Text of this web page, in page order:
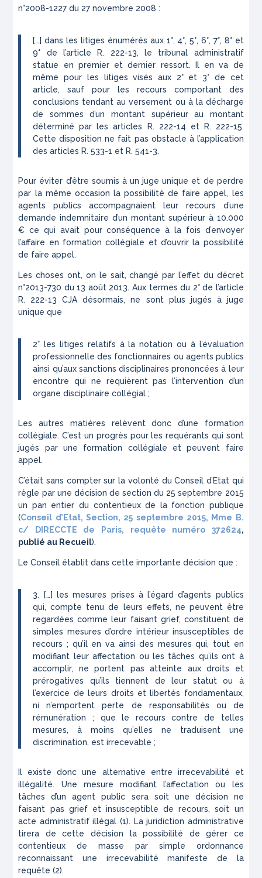
n°2008-1227 du 27 novembre 2008 :
[…] dans les litiges énumérés aux 1°, 4°, 5°, 6°, 7°, 8° et
9° de l’article R. 222-13, le tribunal administratif
statue en premier et dernier ressort. Il en va de
même pour les litiges visés aux 2° et 3° de cet
article, sauf pour les recours comportant des
conclusions tendant au versement ou à la décharge
de sommes d’un montant supérieur au montant
déterminé par les articles R. 222-14 et R. 222-15.
Cette disposition ne fait pas obstacle à l’application
des articles R. 533-1 et R. 541-3.
Pour éviter d’être soumis à un juge unique et de perdre
par la même occasion la possibilité de faire appel, les
agents publics accompagnaient leur recours d’une
demande indemnitaire d’un montant supérieur à 10.000
€ ce qui avait pour conséquence à la fois d’envoyer
l’affaire en formation collégiale et d’ouvrir la possibilité
de faire appel.
Les choses ont, on le sait, changé par l’effet du décret
n°2013-730 du 13 août 2013. Aux termes du 2° de l’article
R. 222-13 CJA désormais, ne sont plus jugés à juge
unique que
2° les litiges relatifs à la notation ou à l’évaluation
professionnelle des fonctionnaires ou agents publics
ainsi qu’aux sanctions disciplinaires prononcées à leur
encontre qui ne requièrent pas l’intervention d’un
organe disciplinaire collégial ;
Les autres matières relèvent donc d’une formation
collégiale. C’est un progrès pour les requérants qui sont
jugés par une formation collégiale et peuvent faire
appel.
C’était sans compter sur la volonté du Conseil d’Etat qui
règle par une décision de section du 25 septembre 2015
un pan entier du contentieux de la fonction publique
(Conseil d’Etat, Section, 25 septembre 2015, Mme B.
c/ DIRECCTE de Paris, requête numéro 372624,
publié au Recueil).
Le Conseil établit dans cette importante décision que :
3. […] les mesures prises à l’égard d’agents publics
qui, compte tenu de leurs effets, ne peuvent être
regardées comme leur faisant grief, constituent de
simples mesures d’ordre intérieur insusceptibles de
recours ; qu’il en va ainsi des mesures qui, tout en
modifiant leur affectation ou les tâches qu’ils ont à
accomplir, ne portent pas atteinte aux droits et
prérogatives qu’ils tiennent de leur statut ou à
l’exercice de leurs droits et libertés fondamentaux,
ni n’emportent perte de responsabilités ou de
rémunération ; que le recours contre de telles
mesures, à moins qu’elles ne traduisent une
discrimination, est irrecevable ;
Il existe donc une alternative entre irrecevabilité et
illégalité. Une mesure modifiant l’affectation ou les
tâches d’un agent public sera soit une décision ne
faisant pas grief et insusceptible de recours, soit un
acte administratif illégal (1). La juridiction administrative
tirera de cette décision la possibilité de gérer ce
contentieux de masse par simple ordonnance
reconnaissant une irrecevabilité manifeste de la
requête (2).